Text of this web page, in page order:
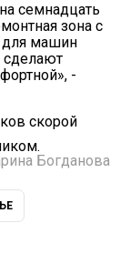
семнадцать
зона с
для машин
сделают
-
скорой
Богданова